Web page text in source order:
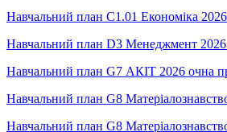
Навчальний план C1.01 Економіка
Навчальний план D3 Менеджмент 2026
Навчальний план G7 АКІТ 2026 очна
Навчальний план G8
Навчальний план G8